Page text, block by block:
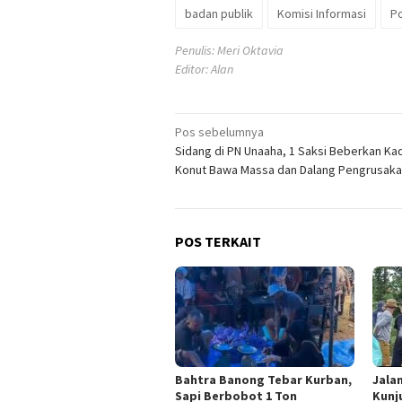
badan publik Komisi Informasi
Penulis: Meri Oktavia
Editor: Alan
Navigasi
pos
Pos sebelumnya
Sidang di PN Unaaha, 1 Saksi Beberkan
Konut Bawa Massa dan Dalang
POS TERKAIT
Bahtra Banong Tebar Kurban,
Sapi Berbobot 1 Ton